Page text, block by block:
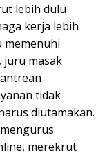
lebih dulu
kerja lebih
memenuhi
juru masak
tidak
diutamakan.
merekrut